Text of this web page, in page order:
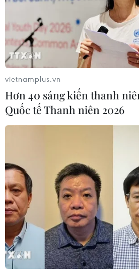
vietnamplus.vn
Hơn 40 sáng kiến thanh
Quốc tế Thanh niên 2026